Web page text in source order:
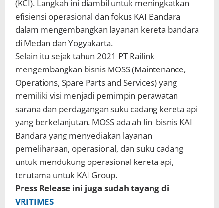
(KCI). Langkah ini diambil untuk meningkatkan
efisiensi operasional dan fokus KAI Bandara
dalam mengembangkan layanan kereta bandara
di Medan dan Yogyakarta.
Selain itu sejak tahun 2021 PT Railink
mengembangkan bisnis MOSS (Maintenance,
Operations, Spare Parts and Services) yang
memiliki visi menjadi pemimpin perawatan
sarana dan perdagangan suku cadang kereta api
yang berkelanjutan. MOSS adalah lini bisnis KAI
Bandara yang menyediakan layanan
pemeliharaan, operasional, dan suku cadang
untuk mendukung operasional kereta api,
terutama untuk KAI Group.
Press Release ini juga sudah tayang di
VRITIMES